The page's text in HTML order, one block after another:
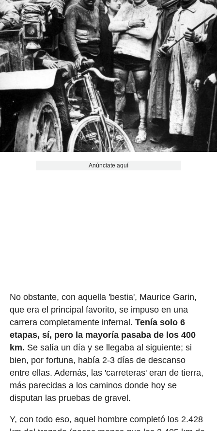
Anúnciate aquí
No obstante, con aquella 'bestia', Maurice Garin,
que era el principal favorito, se impuso en una
carrera completamente infernal. Tenía solo 6
etapas, sí, pero la mayoría pasaba de los 400
km. Se salía un día y se llegaba al siguiente; si
bien, por fortuna, había 2-3 días de descanso
entre ellas. Además, las 'carreteras' eran de tierra,
más parecidas a los caminos donde hoy se
disputan las pruebas de gravel.
Y, con todo eso, aquel hombre completó los 2.428